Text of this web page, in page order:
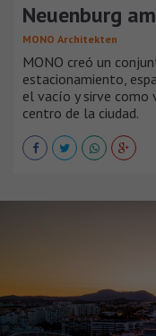
Neuenburg
MONO Architekten
MONO creó un
estacionamiento,
el vacío y sirve como
centro de la ciudad.